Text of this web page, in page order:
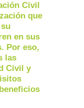
Civil
que
en sus
Por eso,
las
Civil y